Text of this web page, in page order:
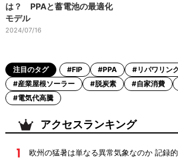
は？ PPAと蓄電池の最適化
モデル
2024/07/16
注目のタグ #FIP #PPA
#リパワリン
#産業屋根ソーラー
#脱炭素 #自家消費
#電気代高騰
アクセスランキング
欧州の猛暑は単なる異常気象なのか 記録